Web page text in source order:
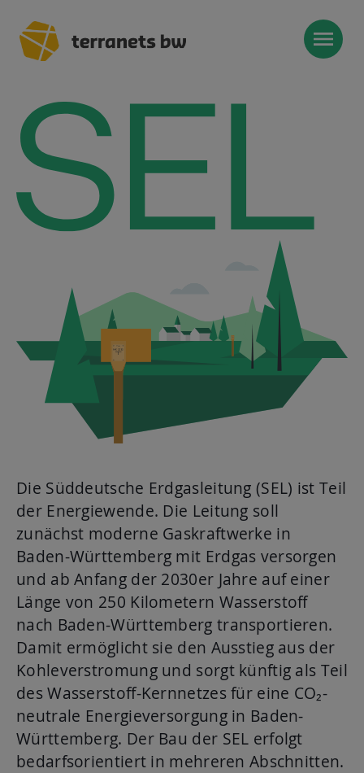
Trassenverlauf SEL:
Lampertheim – Heidelberg
Heidelberg – Heilbronn
Heilbronn – Löchgau
Löchgau – Esslingen a. N.
Start
Planung, Bau, Betrieb
Aktuelles
Mediathek
Newsletter
Suche
Die Süddeutsche Erdgasleitung (SEL) ist Teil
der Energiewende. Die Leitung soll
zunächst moderne Gaskraftwerke in
Baden-Württemberg mit Erdgas versorgen
und ab Anfang der 2030er Jahre auf einer
Länge von 250 Kilometern Wasserstoff
nach Baden-Württemberg transportieren.
Damit ermöglicht sie den Ausstieg aus der
Kohleverstromung und sorgt künftig als Teil
des Wasserstoff-Kernnetzes für eine CO₂-
neutrale Energieversorgung in Baden-
Württemberg. Der Bau der SEL erfolgt
bedarfsorientiert in mehreren Abschnitten.